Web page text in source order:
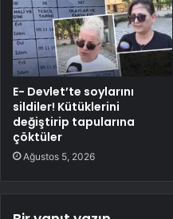
E- Devlet’te soylarını
sildiler! Kütüklerini
değiştirip tapularına
çöktüler
Ağustos 5, 2026